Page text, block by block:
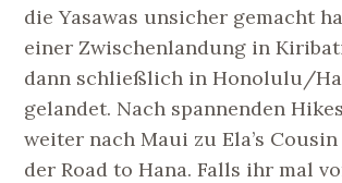
die Yasawas unsicher gemacht
einer Zwischenlandung in
dann schließlich in Honolulu/
gelandet. Nach spannenden
weiter nach Maui zu Ela’s
der Road to Hana. Falls ihr mal